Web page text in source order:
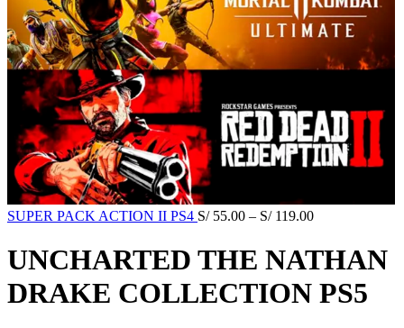
SUPER PACK ACTION II PS4 S/55.00 – S/119.00
UNCHARTED THE NATHAN
DRAKE COLLECTION PS5